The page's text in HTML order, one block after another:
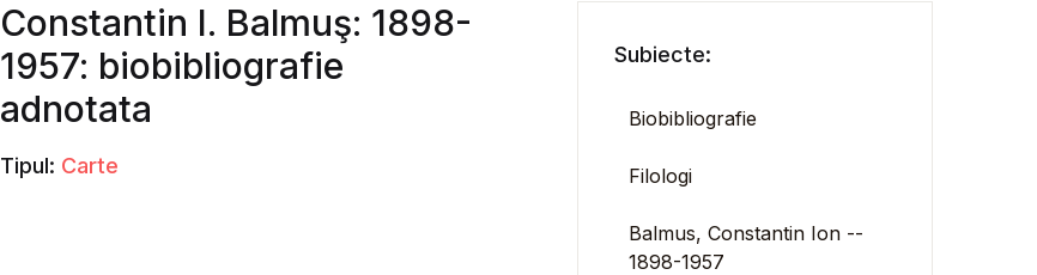
Constantin I. Balmuş: 1898-
1957: biobibliografie
adnotata
Tipul: Carte
Subiecte:
Biobibliografie
Filologi
Balmus, Constantin Ion --
1898-1957